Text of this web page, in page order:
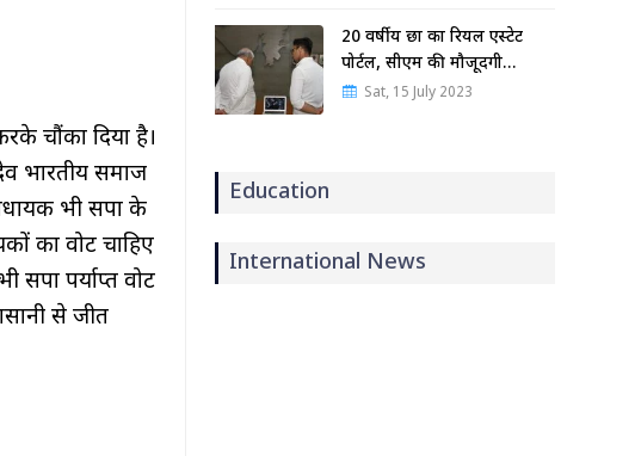
चौंका दिया है।
भारतीय समाज
भी सपा के
का वोट चाहिए
पर्याप्त वोट
से जीत
20 वर्षीय छात्र का रियल एस्टेट
पोर्टल, सीएम की मौजूदगी…
Sat, 15 July 2023
Education
International News